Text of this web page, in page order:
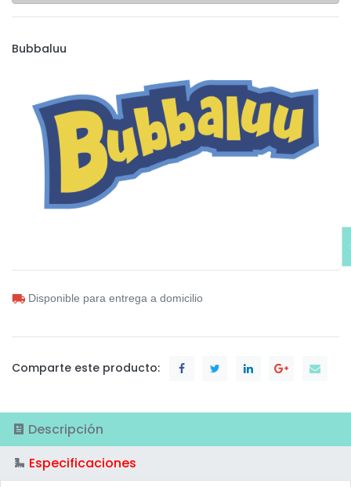
Bubbaluu
Disponible para entrega a domicilio
Comparte este producto:
Descripción
Especificaciones